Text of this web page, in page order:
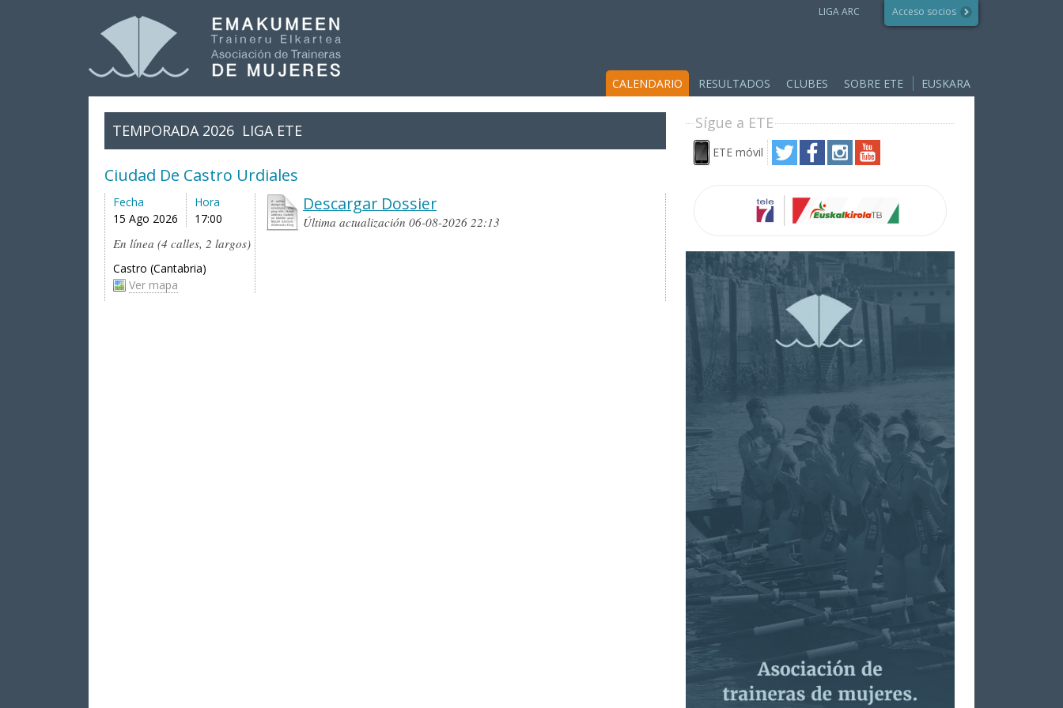
CALENDARIO RESULTADOS CLUBES SOBRE ETE EUSKARA
LIGA ARC Acceso socios
TEMPORADA 2026 LIGA ETE
Ciudad De Castro Urdiales
Fecha
15 Ago 2026
Hora
17:00
En línea (4 calles, 2 largos)
Castro (Cantabria)
Ver mapa
Descargar Dossier
Última actualización 06-08-2026 22:13
Sígue a ETE
ETE móvil